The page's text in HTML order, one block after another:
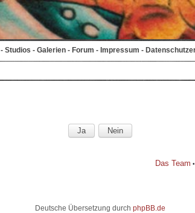
- Studios - Galerien - Forum - Impressum -
Das Team •
Deutsche Übersetzung durch phpBB.de